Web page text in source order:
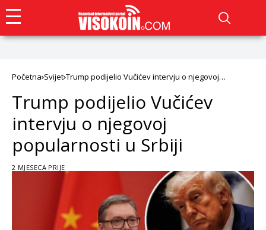
Početna Svijet Trump podijelio Vučićev intervju o njegovoj
Trump podijelio Vučićev
intervju o njegovoj
popularnosti u Srbiji
2 MJESECA PRIJE